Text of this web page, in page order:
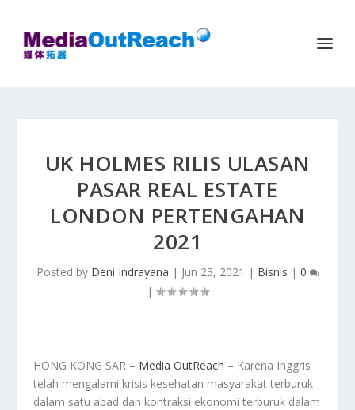
UK HOLMES RILIS ULASAN
PASAR REAL ESTATE
LONDON PERTENGAHAN
2021
Posted by Deni Indrayana | Jun 23, 2021 | Bisnis | 0
|
HONG KONG SAR – Media OutReach – Karena Inggris
telah mengalami krisis kesehatan masyarakat terburuk
dalam satu abad dan kontraksi ekonomi terburuk dalam